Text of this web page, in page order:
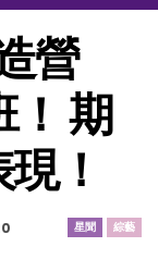
營
期
！
星聞 綜藝